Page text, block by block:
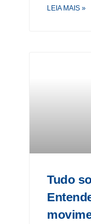
LEIA MAIS »
Tudo